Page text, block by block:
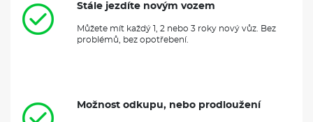
Stále jezdíte novým vozem
Můžete mít každý 1, 2 nebo 3 roky nový vůz. Bez
problémů, bez opotřebení.
Možnost odkupu, nebo prodloužení